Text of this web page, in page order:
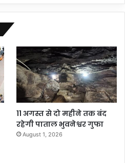
11 अगस्त से दो महीने तक बंद
रहेगी पाताल भुवनेश्वर गुफा
August 1, 2026